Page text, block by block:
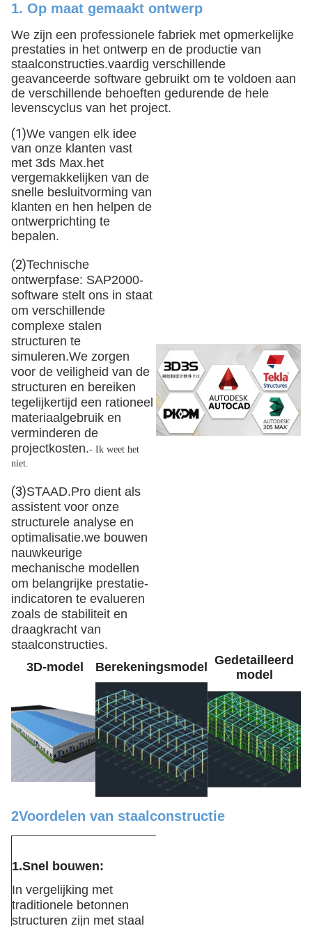
1. Op maat gemaakt ontwerp
We zijn een professionele fabriek met opmerkelijke
prestaties in het ontwerp en de productie van
staalconstructies.vaardig verschillende
geavanceerde software gebruikt om te voldoen aan
de verschillende behoeften gedurende de hele
levenscyclus van het project.
(1)We vangen elk idee
van onze klanten vast
met 3ds Max.het
vergemakkelijken van de
snelle besluitvorming van
klanten en hen helpen de
ontwerprichting te
bepalen.
(2)Technische
ontwerpfase: SAP2000-
software stelt ons in staat
om verschillende
complexe stalen
structuren te
simuleren.We zorgen
voor de veiligheid van de
structuren en bereiken
tegelijkertijd een rationeel
materiaalgebruik en
verminderen de
projectkosten.- Ik weet het
niet.
(3)STAAD.Pro dient als
assistent voor onze
structurele analyse en
optimalisatie.we bouwen
nauwkeurige
mechanische modellen
om belangrijke prestatie-
indicatoren te evalueren
zoals de stabiliteit en
draagkracht van
staalconstructies.
3D-model
Berekeningsmodel
Gedetailleerd
model
2Voordelen van staalconstructie
1.Snel bouwen:
In vergelijking met
traditionele betonnen
structuren zijn met staal